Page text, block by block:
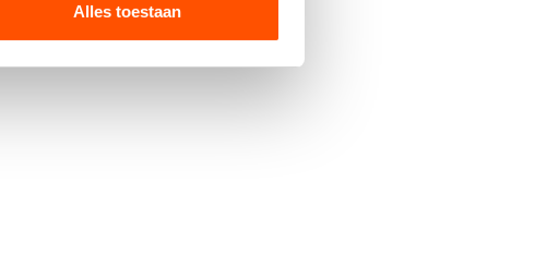
Alles toestaan